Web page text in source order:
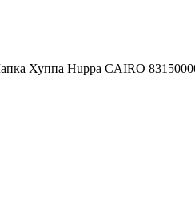
Хуппа Huppa CAIRO